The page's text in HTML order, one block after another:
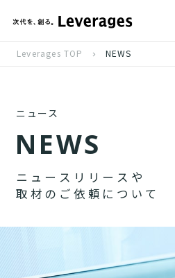
Leverages TOP NEWS
ニュース
NEWS
ニ ュ ー ス リ リ ー ス や
取 材 の ご 依 頼 に つ い て